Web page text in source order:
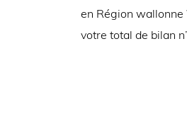
en Région wallonne
votre total de bilan